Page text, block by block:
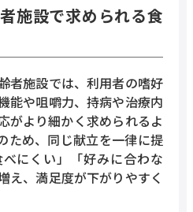
施設で求められる食
者施設では、利用者の嗜好
能や咀嚼力、持病や治療内
がより細かく求められるよ
ため、同じ献立を一律に提
にくい」「好みに合わな
え、満足度が下がりやすく